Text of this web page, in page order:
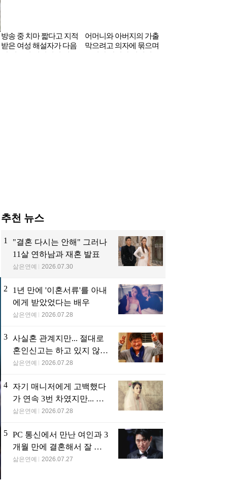
방송 중 치마 짧다고 지적
받은 여성 해설자가 다음
어머니와 아버지의 가출
막으려고 의자에 묶으며
추천 뉴스
1
"결혼 다시는 안해" 그러나
11살 연하남과 재혼 발표
삶은연예 2026.07.30
2
1년 만에 '이혼서류'를 아내
에게 받았었다는 배우
삶은연예 2026.07.28
3
사실혼 관계지만... 절대로
혼인신고는 하고 있지 않다
는 배우
삶은연예 2026.07.28
4
자기 매니저에게 고백했다
가 연속 3번 차였지만... 결
국 결혼에 성공한 배우
삶은연예 2026.07.28
5
PC 통신에서 만난 여인과 3
개월 만에 결혼해서 잘 살
고 있는 배우
삶은연예 2026.07.27